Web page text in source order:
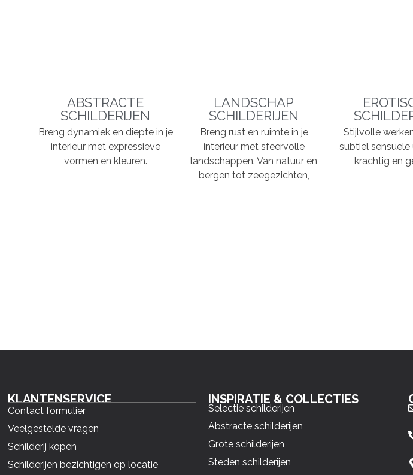
ABSTRACTE
SCHILDERIJEN
Breng dynamiek en diepte in je
interieur met expressieve
vormen en kleuren.
LANDSCHAP
SCHILDERIJEN
Breng rust en ruimte in je
interieur met sfeervolle
landschappen. Van natuur en
bergen tot zeegezichten,
Stijlvolle
subtiel sensuele
krachtig en
KLANTENSERVICE
Contact formulier
Veelgestelde vragen
Schilderij kopen
Schilderijen bezichtigen op locatie
INSPIRATIE & COLLECTIES
Selectie schilderijen
Abstracte schilderijen
Grote schilderijen
Steden schilderijen